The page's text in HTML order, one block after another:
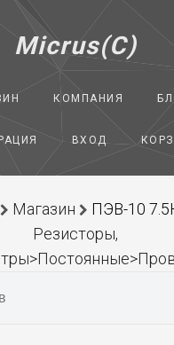
Micrus(C)
КОМПАНИЯ
ВХОД
Магазин
ПЭВ-10
Резисторы,